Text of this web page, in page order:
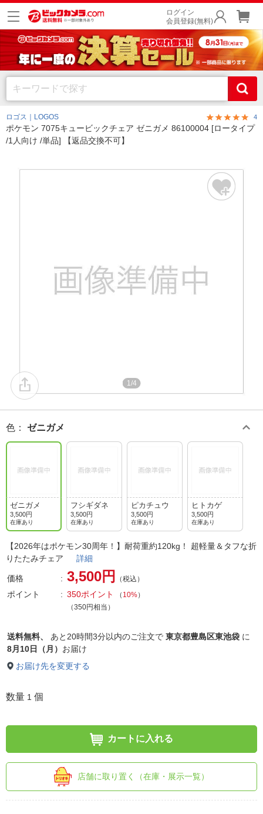
ログイン
会員登録(無料)
ロゴス｜LOGOS 4
ポケモン 7075キュービックチェア ゼニガメ 86100004 [ロータイプ
/1人向け /単品] 【返品交換不可】
1/4
色 ： ゼニガメ
ゼニガメ
3,500円
在庫あり
フシギダネ
3,500円
在庫あり
ピカチュウ
3,500円
在庫あり
ヒトカゲ
3,500円
在庫あり
【2026年はポケモン30周年！】耐荷重約120kg！ 超軽量＆タフな折
りたたみチェア 詳細
価格 3,500円 （税込）
ポイント 350ポイント （ 10%）
（350円相当）
送料無料、 あと 20時間3分以内のご注文で 東京都豊島区東池袋 に
8月10日（月） お届け
お届け先を変更する
数量 1 個
カートに入れる
店舗に取り置く（在庫・展示一覧）